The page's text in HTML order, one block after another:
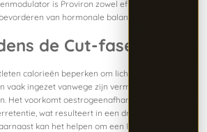
is Proviron zowel effectief bij
van hormonale balans.
de Cut-fase
calorieën beperken om lichaamsvet te
vaak ingezet vanwege zijn vermogen om
Het voorkomt oestrogeenafhankelijke
wat resulteert in een droger en beter
kan het helpen om een laag libido te